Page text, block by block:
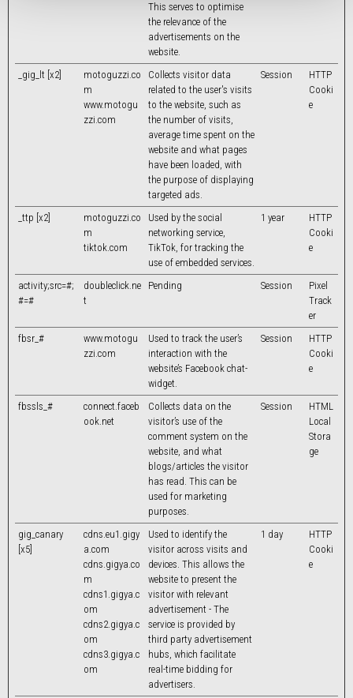
This serves to optimise
the relevance of the
advertisements on the
website.
_gig_lt [x2]
motoguzzi.co
m
www.motogu
zzi.com
Collects visitor data
related to the user's visits
to the website, such as
the number of visits,
average time spent on the
website and what pages
have been loaded, with
the purpose of displaying
targeted ads.
Session
HTTP
Cooki
e
_ttp [x2]
motoguzzi.co
m
tiktok.com
Used by the social
networking service,
TikTok, for tracking the
use of embedded services.
1 year
HTTP
Cooki
e
activity;src=#;
#=#
doubleclick.ne
t
Pending Session
Pixel
Track
er
fbsr_#
www.motogu
zzi.com
Used to track the user’s
interaction with the
website’s Facebook chat-
widget.
Session
HTTP
Cooki
e
fbssls_#
connect.faceb
ook.net
Collects data on the
visitor’s use of the
comment system on the
website, and what
blogs/articles the visitor
has read. This can be
used for marketing
purposes.
Session
HTML
Local
Stora
ge
gig_canary
[x5]
cdns.eu1.gigy
a.com
cdns.gigya.co
m
cdns1.gigya.c
om
cdns2.gigya.c
om
cdns3.gigya.c
om
Used to identify the
visitor across visits and
devices. This allows the
website to present the
visitor with relevant
advertisement - The
service is provided by
third party advertisement
hubs, which facilitate
real-time bidding for
advertisers.
1 day
HTTP
Cooki
e